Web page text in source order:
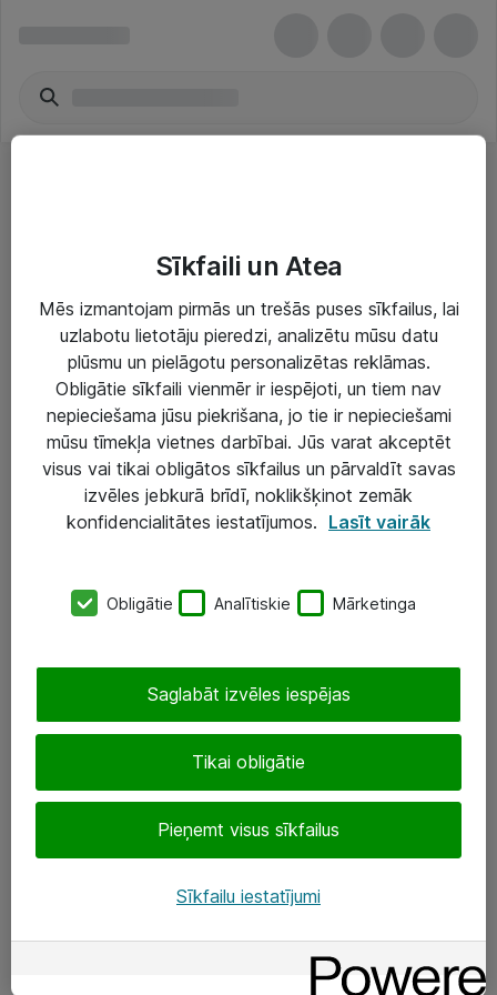
Risinājumi & Pakalpojumi
IT serviss un atbalsts
IT infrastruktūra
Darba vietu IT risinājumi
SIA „ATEA”
+(371) 67 81 90 50
eShop@atea.lv
Sekojiet mums
Sīkfaili un Atea
Mēs izmantojam pirmās un trešās puses sīkfailus, lai
uzlabotu lietotāju pieredzi, analizētu mūsu datu
plūsmu un pielāgotu personalizētas reklāmas.
Obligātie sīkfaili vienmēr ir iespējoti, un tiem nav
nepieciešama jūsu piekrišana, jo tie ir nepieciešami
mūsu tīmekļa vietnes darbībai. Jūs varat akceptēt
visus vai tikai obligātos sīkfailus un pārvaldīt savas
izvēles jebkurā brīdī, noklikšķinot zemāk
konfidencialitātes iestatījumos. Lasīt vairāk
Obligātie Analītiskie Mārketinga
Tikai obligātie
Pieņemt visus sīkfailus
Saglabāt izvēles iespējas
Sīkfailu iestatījumi